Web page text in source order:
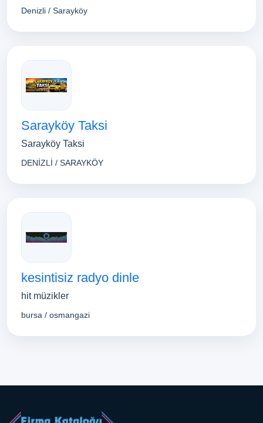
Denizli / Sarayköy
Sarayköy Taksi
Sarayköy Taksi
DENİZLİ / SARAYKÖY
kesintisiz radyo dinle
hit müzikler
bursa / osmangazi